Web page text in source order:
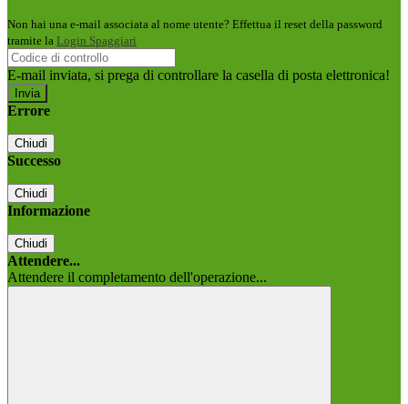
Non hai una e-mail associata al nome utente? Effettua il reset della password
tramite la Login Spaggiari
E-mail inviata, si prega di controllare la casella di posta elettronica!
Errore
Chiudi
Successo
Chiudi
Informazione
Chiudi
Attendere...
Attendere il completamento dell'operazione...